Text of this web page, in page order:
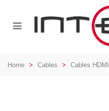
Home > Cables > Cables HDMI